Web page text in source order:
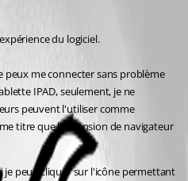
du logiciel.
peux me connecter sans problème
IPAD, seulement, je ne
peuvent l'utiliser comme
titre que l'extension de navigateur
je peux cliquer sur l'icône permettant